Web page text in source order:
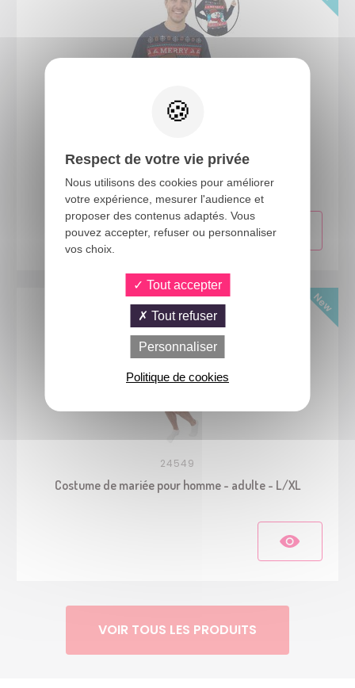
24728
Pull de Noël Bonhomme de neige - adulte - L/XL
24549
Costume de mariée pour homme - adulte - L/XL
VOIR TOUS LES PRODUITS
Respect de votre vie privée
Nous utilisons des cookies pour améliorer
votre expérience, mesurer l'audience et
proposer des contenus adaptés. Vous
pouvez accepter, refuser ou personnaliser
vos choix.
Tout accepter
Tout refuser
Personnaliser
Politique de cookies